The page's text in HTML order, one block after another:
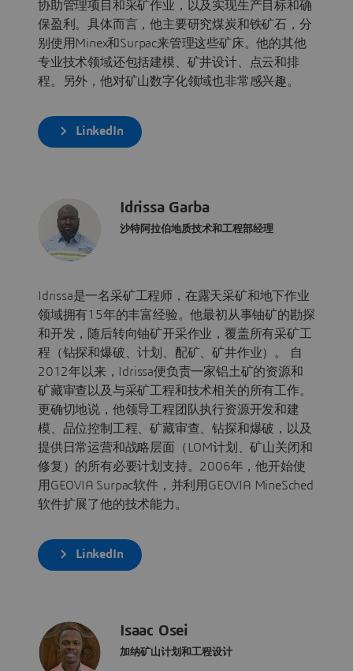
协助管理项目和采矿作业，以及实现生产目标和确
保盈利。具体而言，他主要研究煤炭和铁矿石，分
别使用Minex和Surpac来管理这些矿床。他的其他
专业技术领域还包括建模、矿井设计、点云和排
程。另外，他对矿山数字化领域也非常感兴趣。
LinkedIn
Idrissa Garba
沙特阿拉伯地质技术和工程部经理
Idrissa是一名采矿工程师，在露天采矿和地下作业
领域拥有15年的丰富经验。他最初从事铀矿的勘探
和开发，随后转向铀矿开采作业，覆盖所有采矿工
程（钻探和爆破、计划、配矿、矿井作业）。 自
2012年以来，Idrissa便负责一家铝土矿的资源和
矿藏审查以及与采矿工程和技术相关的所有工作。
更确切地说，他领导工程团队执行资源开发和建
模、品位控制工程、矿藏审查、钻探和爆破，以及
提供日常运营和战略层面（LOM计划、矿山关闭和
修复）的所有必要计划支持。2006年，他开始使
用GEOVIA Surpac软件，并利用GEOVIA MineSched
软件扩展了他的技术能力。
LinkedIn
Isaac Osei
加纳矿山计划和工程设计